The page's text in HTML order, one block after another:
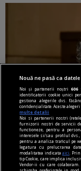
dalí
Dalí la București
Dalí vorbește
Nouă ne pasă ca
Noi și partenerii noștri606
identificatorii cookie unici
gestiona alegerile dvs.
confidențialitate. Aceste
multe detalii
Noi si partenerii nostri
furnizorii nostri de servicii
functioneze, pentru a
interesele si/sau profilul
pentru a analiza traficul pe
legatura cu prelucrarea
modalitatea indicataaici
.
tip Cookie, care implica
Vendor-ii cu care colaboram.